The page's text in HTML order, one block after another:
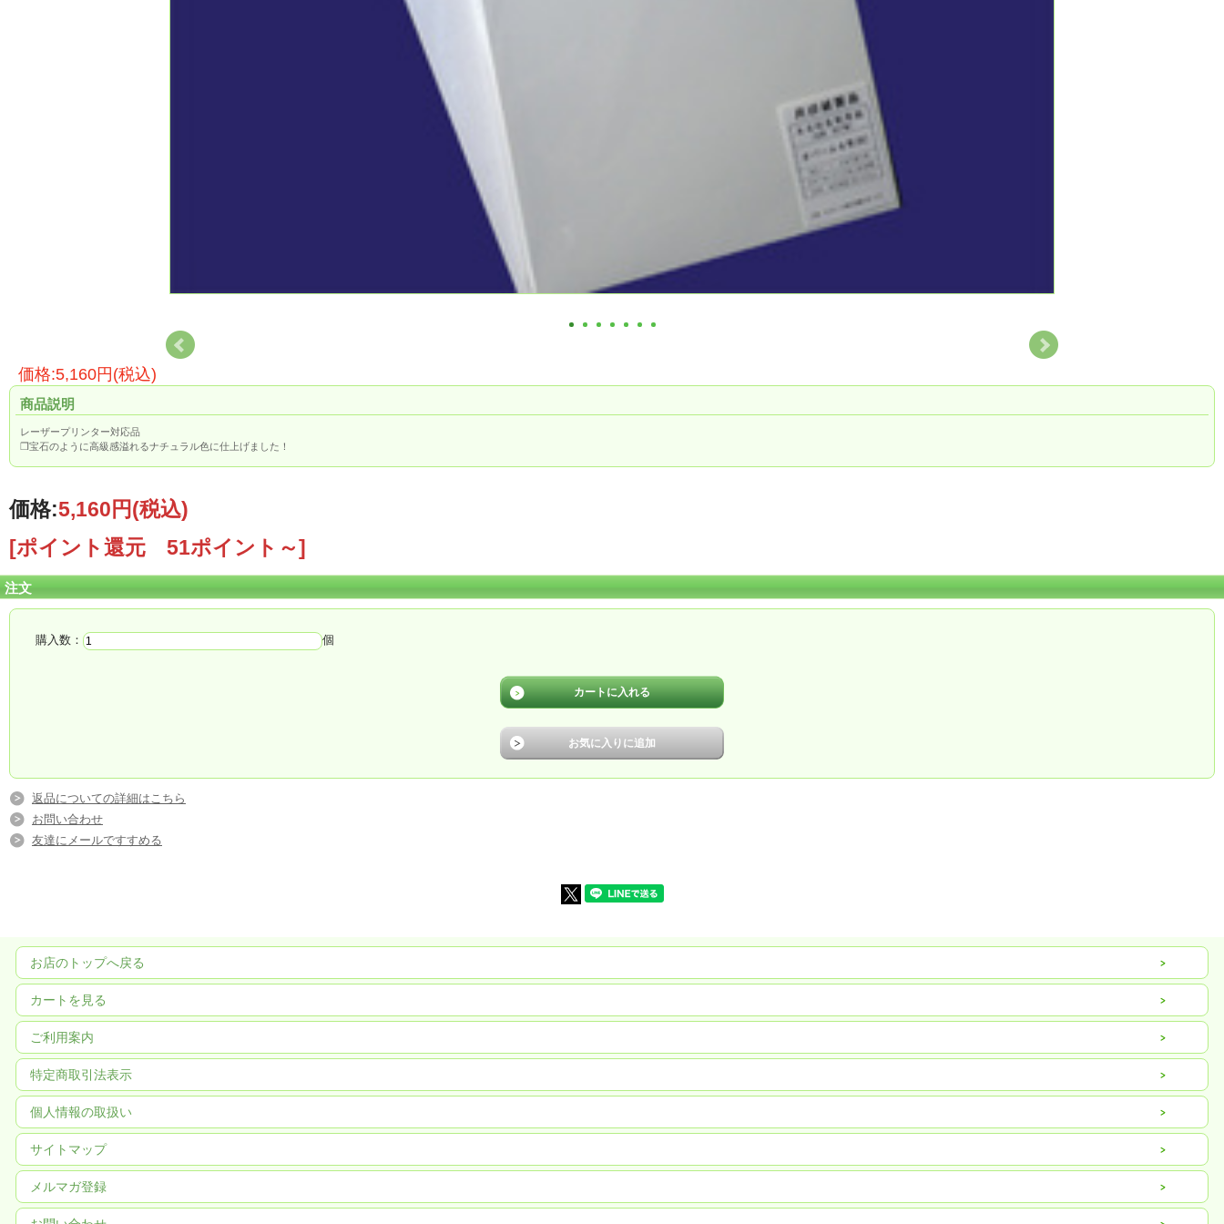
価格:5,160円(税込)
商品説明
レーザープリンター対応品
❒宝石のように高級感溢れるナチュラル色に仕上げました！
価格:5,160円(税込)
[ポイント還元 51ポイント～]
注文
購入数： 個
返品についての詳細はこちら
お問い合わせ
友達にメールですすめる
お店のトップへ戻る
カートを見る
ご利用案内
特定商取引法表示
個人情報の取扱い
サイトマップ
メルマガ登録